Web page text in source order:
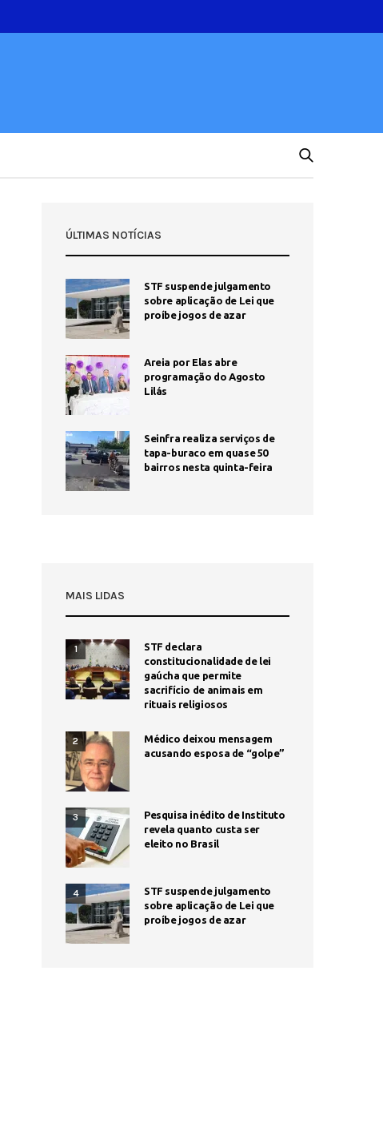
ÚLTIMAS NOTÍCIAS
STF suspende julgamento
sobre aplicação de Lei que
proíbe jogos de azar
Areia por Elas abre
programação do Agosto
Lilás
Seinfra realiza serviços de
tapa-buraco em quase 50
bairros nesta quinta-feira
MAIS LIDAS
1
STF declara
constitucionalidade de lei
gaúcha que permite
sacrifício de animais em
rituais religiosos
2
Médico deixou mensagem
acusando esposa de “golpe”
3
Pesquisa inédito de Instituto
revela quanto custa ser
eleito no Brasil
4
STF suspende julgamento
sobre aplicação de Lei que
proíbe jogos de azar